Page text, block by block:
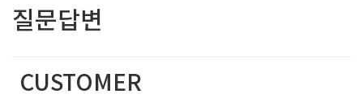
질문답변
CUSTOMER